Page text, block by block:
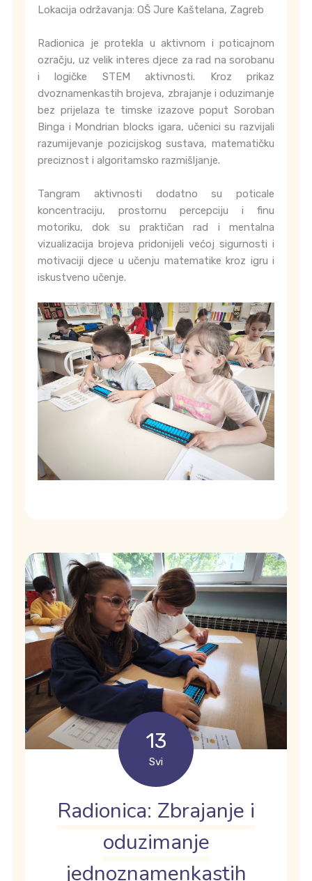
Lokacija održavanja: OŠ Jure Kaštelana, Zagreb
Radionica je protekla u aktivnom i poticajnom
ozračju, uz velik interes djece za rad na sorobanu
i logičke STEM aktivnosti. Kroz prikaz
dvoznamenkastih brojeva, zbrajanje i oduzimanje
bez prijelaza te timske izazove poput Soroban
Binga i Mondrian blocks igara, učenici su razvijali
razumijevanje pozicijskog sustava, matematičku
preciznost i algoritamsko razmišljanje.
Tangram aktivnosti dodatno su poticale
koncentraciju, prostornu percepciju i finu
motoriku, dok su praktičan rad i mentalna
vizualizacija brojeva pridonijeli većoj sigurnosti i
motivaciji djece u učenju matematike kroz igru i
iskustveno učenje.
13
Svi
Radionica: Zbrajanje i
oduzimanje
jednoznamenkastih